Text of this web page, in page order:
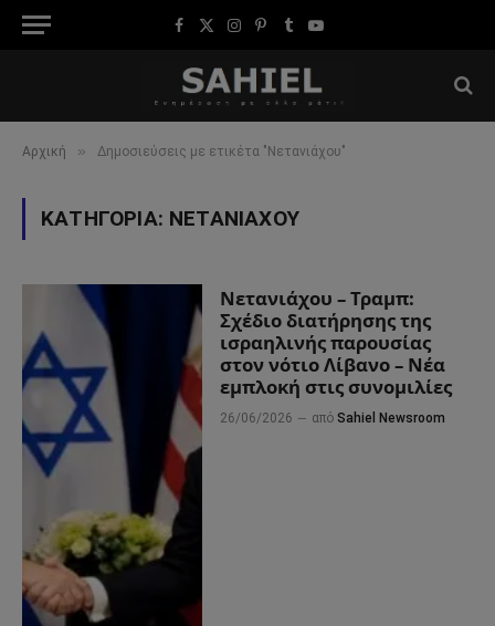
Facebook
X
Instagram
Pinterest
TumblrYouTube
Αρχική » Δημοσιεύσεις με ετικέτα "Νετανιάχου"
ΚΑΤΗΓΟΡΊΑ: ΝΕΤΑΝΙΆΧΟΥ
Νετανιάχου – Τραμπ:
Σχέδιο διατήρησης της
ισραηλινής παρουσίας
στον νότιο Λίβανο – Νέα
εμπλοκή στις συνομιλίες
26/06/2026 από Sahiel Newsroom